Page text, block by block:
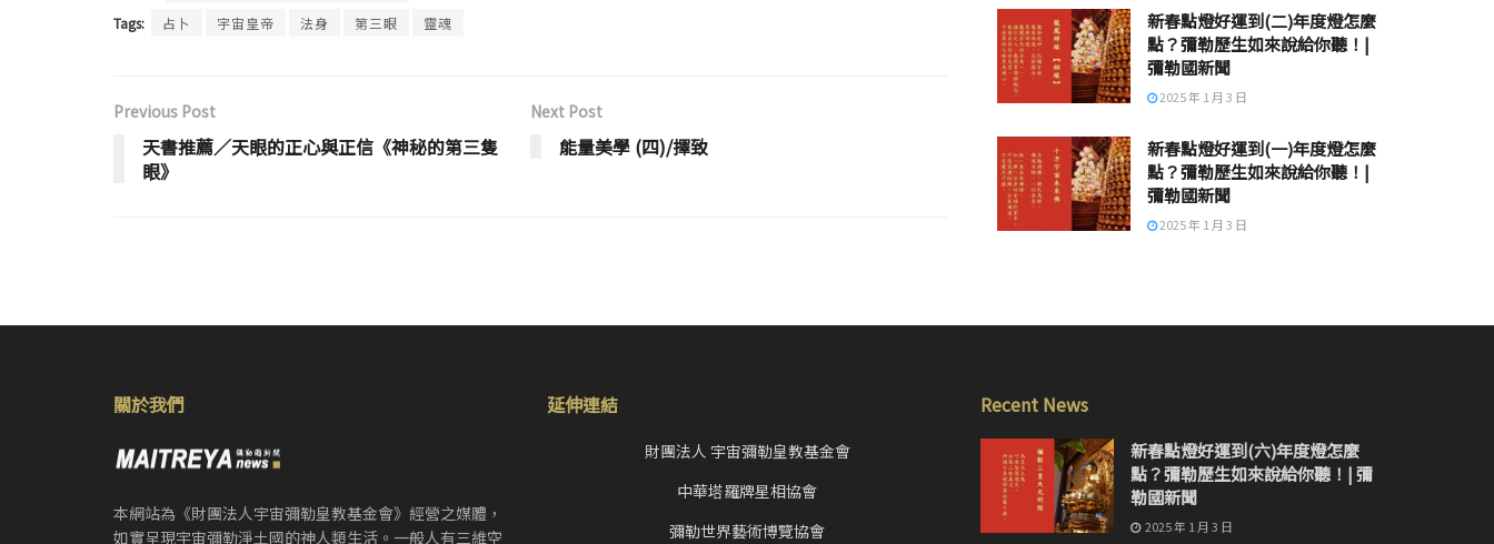
Tags:
占卜 宇宙皇帝 法身 第三眼 靈魂
Previous Post
天書推薦／天眼的正心與正信《神秘的第三隻
眼》
Next Post
能量美學 (四)/擇致
新春點燈好運到(二)年度燈怎麼
點？彌勒歷生如來說給你聽！|
彌勒國新聞
2025 年 1 月 3 日
新春點燈好運到(一)年度燈怎麼
點？彌勒歷生如來說給你聽！|
彌勒國新聞
2025 年 1 月 3 日
關於我們
本網站為《財團法人宇宙彌勒皇教基金會》經營之媒體，
如實呈現宇宙彌勒淨土國的神人類生活。一般人有三維空
延伸連結
財團法人 宇宙彌勒皇教基金會
中華塔羅牌星相協會
彌勒世界藝術博覽協會
Recent News
新春點燈好運到(六)年度燈怎麼
點？彌勒歷生如來說給你聽！| 彌
勒國新聞
2025 年 1 月 3 日